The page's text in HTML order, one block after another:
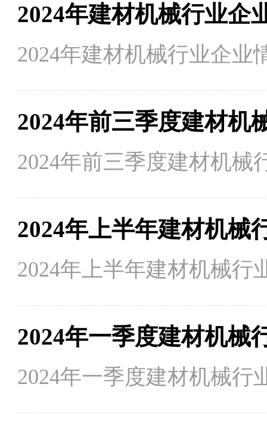
2024年建材机械行业企业
2024年前三季度建材机械
2024年上半年建材机械行
2024年一季度建材机械行